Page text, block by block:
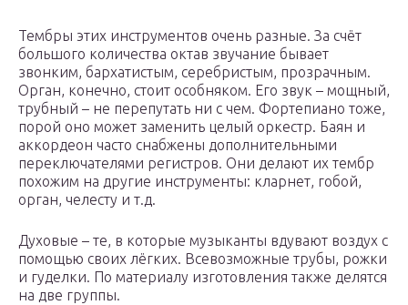
Тембры этих инструментов очень разные. За счёт
большого количества октав звучание бывает
звонким, бархатистым, серебристым, прозрачным.
Орган, конечно, стоит особняком. Его звук – мощный,
трубный – не перепутать ни с чем. Фортепиано тоже,
порой оно может заменить целый оркестр. Баян и
аккордеон часто снабжены дополнительными
переключателями регистров. Они делают их тембр
похожим на другие инструменты: кларнет, гобой,
орган, челесту и т.д.
Духовые – те, в которые музыканты вдувают воздух с
помощью своих лёгких. Всевозможные трубы, рожки
и гуделки. По материалу изготовления также делятся
на две группы.